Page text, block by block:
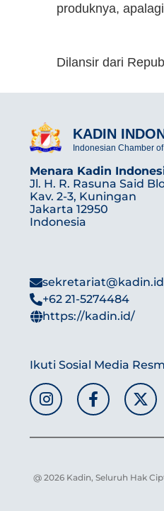
produknya,
Dilansir dari
KADIN
Indonesian Chamber
Menara Kadin
Jl. H. R. Rasuna Said
Kav. 2-3, Kuningan
Jakarta 12950
Indonesia
sekretariat@kadin.id
+62 21-5274484
https://kadin.id/
Ikuti Sosial Media
@ 2026 Kadin, Seluruh Hak